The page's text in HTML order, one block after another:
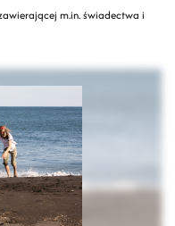
m.in. świadectwa i